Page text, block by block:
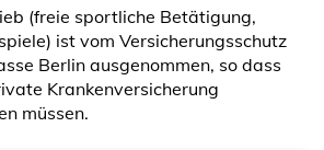
(freie sportliche Betätigung,
ist vom Versicherungsschutz
Berlin ausgenommen, so dass
Krankenversicherung
müssen.